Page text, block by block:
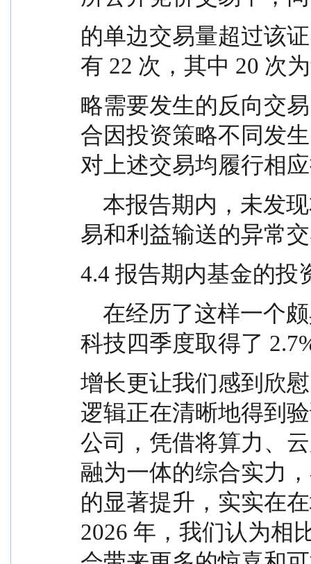
的单边交易量超过该
有 22 次，其中 20 次
略需要发生的反向交
合因投资策略不同发
对上述交易均履行相
易和利益输送的异常
4.4 报告期内基金的投
科技四季度取得了
增长更让我们感到欣
逻辑正在清晰地得到
公司，凭借将算力、
融为一体的综合实力
的显著提升，实实在
2026 年，我们认为相